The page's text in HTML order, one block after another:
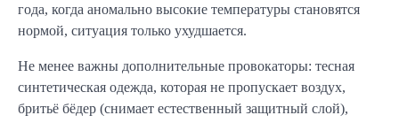
года, когда аномально высокие температуры становятся
нормой, ситуация только ухудшается.
Не менее важны дополнительные провокаторы: тесная
синтетическая одежда, которая не пропускает воздух,
бритьё бёдер (снимает естественный защитный слой),